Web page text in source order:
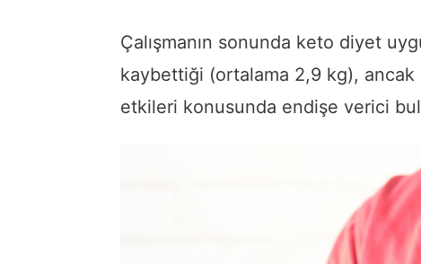
Çalışmanın sonunda keto diyet
kaybettiği (ortalama 2,9 kg), ancak
etkileri konusunda endişe verici